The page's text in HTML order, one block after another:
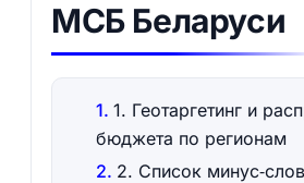
МСБ Беларуси
1. Геотаргетинг и
бюджета по регионам
2. Список